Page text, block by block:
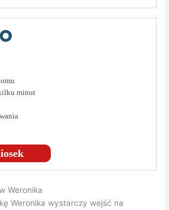
minut
Weronika
Weronika wystarczy wejść na